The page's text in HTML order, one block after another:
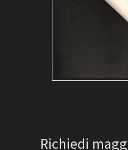
Richiedi